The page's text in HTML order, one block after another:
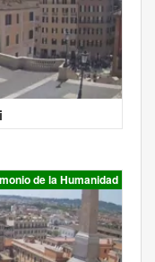
de la Humanidad